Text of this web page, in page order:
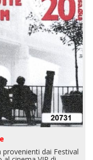
dai Festival